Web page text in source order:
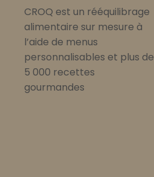
CROQ est un rééquilibrage
alimentaire sur mesure à
l’aide de menus
personnalisables et plus de
5 000 recettes
gourmandes